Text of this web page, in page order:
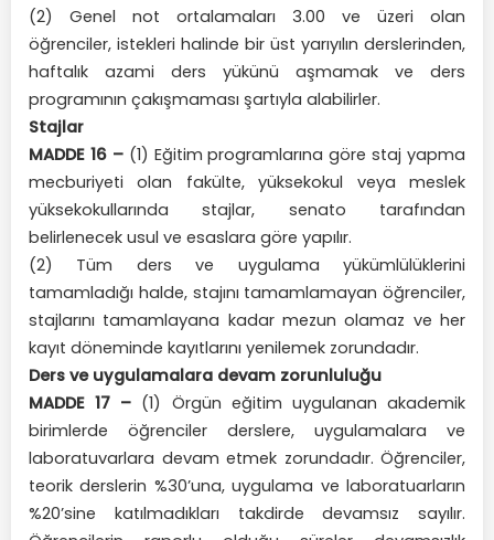
(2) Genel not ortalamaları 3.00 ve üzeri olan
öğrenciler, istekleri halinde bir üst yarıyılın derslerinden,
haftalık azami ders yükünü aşmamak ve ders
programının çakışmaması şartıyla alabilirler.
Stajlar
MADDE 16 – (1) Eğitim programlarına göre staj yapma
mecburiyeti olan fakülte, yüksekokul veya meslek
yüksekokullarında stajlar, senato tarafından
belirlenecek usul ve esaslara göre yapılır.
(2) Tüm ders ve uygulama yükümlülüklerini
tamamladığı halde, stajını tamamlamayan öğrenciler,
stajlarını tamamlayana kadar mezun olamaz ve her
kayıt döneminde kayıtlarını yenilemek zorundadır.
Ders ve uygulamalara devam zorunluluğu
MADDE 17 – (1) Örgün eğitim uygulanan akademik
birimlerde öğrenciler derslere, uygulamalara ve
laboratuvarlara devam etmek zorundadır. Öğrenciler,
teorik derslerin %30’una, uygulama ve laboratuarların
%20’sine katılmadıkları takdirde devamsız sayılır.